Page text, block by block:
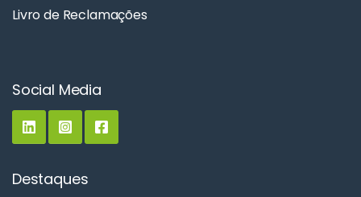
Livro de Reclamações
Social Media
Destaques